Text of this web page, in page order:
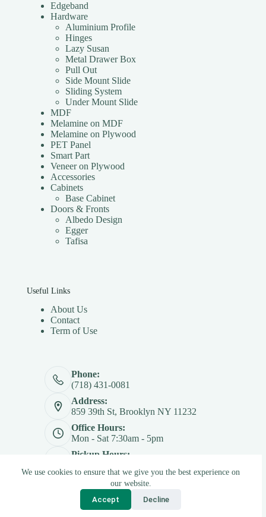
We use cookies to ensure that we give you the best experience on
our website.
Accept
Decline
Edgeband
Hardware
Aluminium Profile
Hinges
Lazy Susan
Metal Drawer Box
Pull Out
Side Mount Slide
Sliding System
Under Mount Slide
MDF
Melamine on MDF
Melamine on Plywood
PET Panel
Smart Part
Veneer on Plywood
Accessories
Cabinets
Base Cabinet
Doors & Fronts
Albedo Design
Egger
Tafisa
Useful Links
About Us
Contact
Term of Use
Phone:
(718) 431-0081
Address:
859 39th St, Brooklyn NY 11232
Office Hours:
Mon - Sat 7:30am - 5pm
Pickup Hours:
Copyright © 2026 - Betterply Furniture Materials Inc